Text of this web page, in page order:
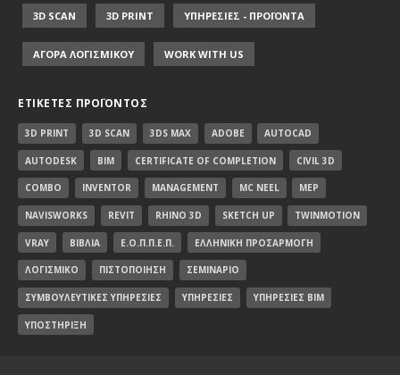
3D SCAN 3D PRINT ΥΠΗΡΕΣΙΕΣ - ΠΡΟΪΟΝΤΑ
ΑΓΟΡΑ ΛΟΓΙΣΜΙΚΟΥ WORK WITH US
ΕΤΙΚΈΤΕΣ ΠΡΟΪΌΝΤΟΣ
3D PRINT 3D SCAN 3DS MAX ADOBE AUTOCAD
AUTODESK BIM CERTIFICATE OF COMPLETION CIVIL 3D
COMBO INVENTOR MANAGEMENT MC NEEL MEP
NAVISWORKS REVIT RHINO 3D SKETCH UP TWINMOTION
VRAY ΒΙΒΛΊΑ Ε.Ο.Π.Π.Ε.Π. ΕΛΛΗΝΙΚΉ ΠΡΟΣΑΡΜΟΓΉ
ΛΟΓΙΣΜΙΚΌ ΠΙΣΤΟΠΟΊΗΣΗ ΣΕΜΙΝΆΡΙΟ
ΣΥΜΒΟΥΛΕΥΤΙΚΈΣ ΥΠΗΡΕΣΊΕΣ ΥΠΗΡΕΣΊΕΣ ΥΠΗΡΕΣΊΕΣ BIM
ΥΠΟΣΤΉΡΙΞΗ